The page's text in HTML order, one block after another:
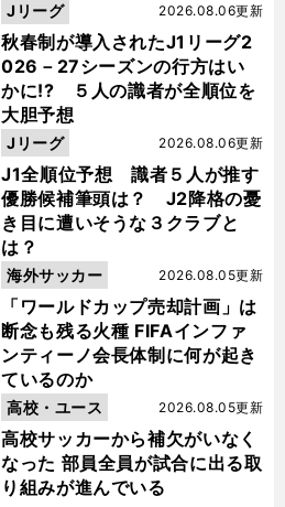
秋春制が導入されたJ1リーグ2
026－27シーズンの行方はい
かに!? ５人の識者が全順位を
大胆予想
2026.08.06更新
Jリーグ
J1全順位予想 識者５人が推す
優勝候補筆頭は？ J2降格の憂
き目に遭いそうな３クラブと
は？
2026.08.06更新
Jリーグ
「ワールドカップ売却計画」は
断念も残る火種 FIFAインファ
ンティーノ会長体制に何が起き
ているのか
2026.08.05更新
海外サッカー
高校サッカーから補欠がいなく
なった 部員全員が試合に出る取
り組みが進んでいる
2026.08.05更新
高校・ユース